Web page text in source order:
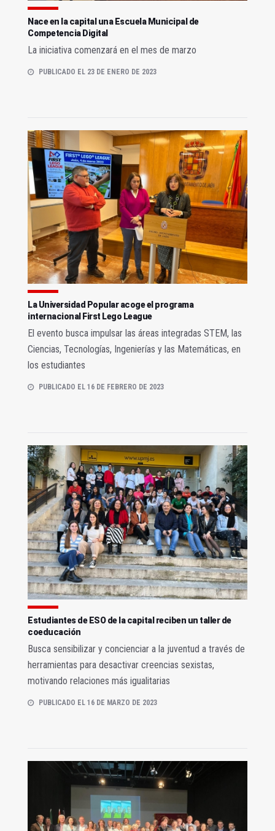
Nace en la capital una Escuela Municipal de
Competencia Digital
La iniciativa comenzará en el mes de marzo
PUBLICADO EL 23 DE ENERO DE 2023
La Universidad Popular acoge el programa
internacional First Lego League
El evento busca impulsar las áreas integradas STEM, las
Ciencias, Tecnologías, Ingenierías y las Matemáticas, en
los estudiantes
PUBLICADO EL 16 DE FEBRERO DE 2023
Estudiantes de ESO de la capital reciben un taller de
coeducación
Busca sensibilizar y concienciar a la juventud a través de
herramientas para desactivar creencias sexistas,
motivando relaciones más igualitarias
PUBLICADO EL 16 DE MARZO DE 2023